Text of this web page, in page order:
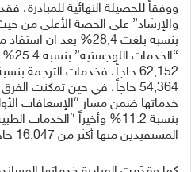
ووفقاً للحصيلة النهائية للمبادرة،
والإرشاد” على الحصة الأعلى من
54,364 حاجاً، في حين تمكنت
المستفيدين منها أكثر من 16,047 حاجاً.